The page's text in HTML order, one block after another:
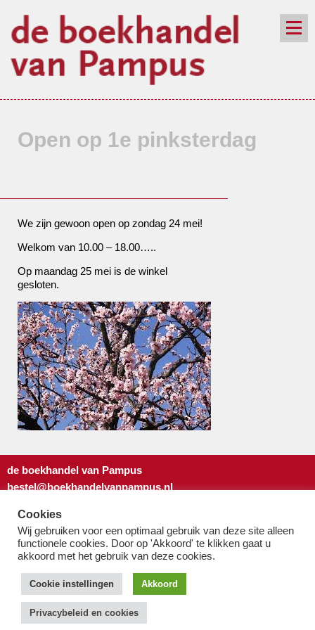
nieuwsbrief
Open op 1e pinksterdag
We zijn gewoon open op zondag 24 mei!
Welkom van 10.00 – 18.00…..
Op maandag 25 mei is de winkel
gesloten.
de boekhandel van Pampus
bestel@boekhandelvanpampus.nl
1019 JK Amsterdam
u appt ons 06 1544 8310
u belt ons 020 419 3023
Algemene Voorwaarden
Privacy-beleid & cookies
Cookies
Wij gebruiken voor een optimaal gebruik van deze site alleen
functionele cookies. Door op 'Akkoord' te klikken gaat u
akkoord met het gebruik van deze cookies.
Cookie instellingen Akkoord
Privacybeleid en cookies